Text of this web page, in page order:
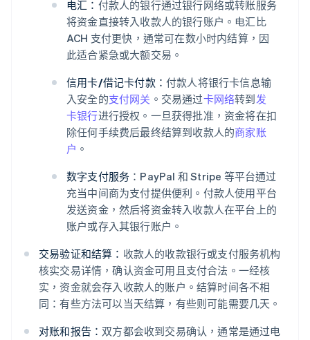
电汇： 付款人的银行通过银行网络或转账服务
将资金直接转入收款人的银行账户。电汇比
ACH 支付更快，通常可在数小时内结算，因
此适合紧急或大额交易。
信用卡/借记卡付款： 付款人将银行卡信息输
入安全的支付网关 。交易通过卡网络转到发
卡银行进行授权。一旦获得批准，资金将在扣
除任何手续费后最终结算到收款人的商家账
户 。
数字支付服务 ：PayPal 和 Stripe 等平台通过
充当中间商为支付提供便利。付款人使用平台
发送资金，然后将资金转入收款人在平台上的
账户或存入其银行账户。
交易验证和结算： 收款人的收款银行或支付服务机构
核实交易详情，确认资金可用且支付合法。一经核
实，资金就会存入收款人的账户。结算时间各不相
同：有些方法可以当天结算，有些则可能需要几天。
对账和报告： 双方都会收到交易确认，通常是通过电